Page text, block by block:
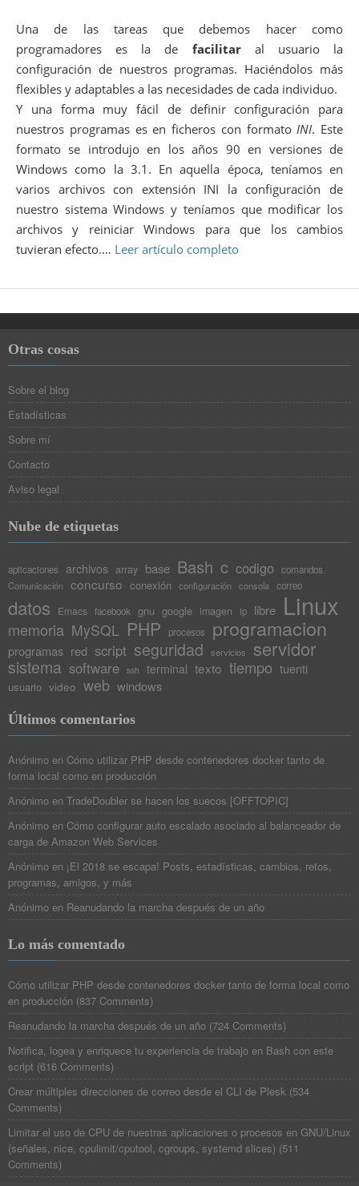
Una de las tareas que debemos hacer como
programadores es la de facilitaral usuario la
configuración de nuestros programas. Haciéndolos más
flexibles y adaptables a las necesidades de cada individuo.
Y una forma muy fácil de definir configuración para
nuestros programas es en ficheros con formatoINI. Este
formato se introdujo en los años 90 en versiones de
Windows como la 3.1. En aquella época, teníamos en
varios archivos con extensión INI la configuración de
nuestro sistema Windows y teníamos que modificar los
archivos y reiniciar Windows para que los cambios
tuvieran efecto.… Leer artículo completo
Otras cosas
Sobre el blog
Estadísticas
Sobre mí
Contacto
Aviso legal
Nube de etiquetas
aplicaciones archivos array base Bash c codigo
comandos
Comunicación concurso conexión configuración consola correo
datos Emacs facebook gnu google imagen ip libre Linux
memoria MySQL PHP procesos programacion
programas red script seguridad servicios servidor
sistema software ssh terminal texto tiempo tuenti
usuario video web windows
Últimos comentarios
Anónimo en Cómo utilizar PHP desde contenedores docker tanto de
forma local como en producción
Anónimo en TradeDoubler se hacen los suecos [OFFTOPIC]
Anónimo en Cómo configurar auto escalado asociado al balanceador de
carga de Amazon Web Services
Anónimo en ¡El 2018 se escapa! Posts, estadísticas, cambios, retos,
programas, amigos, y más
Anónimo en Reanudando la marcha después de un año
Lo más comentado
Cómo utilizar PHP desde contenedores docker tanto de forma local como
en producción (837 Comments)
Reanudando la marcha después de un año (724 Comments)
Notifica, logea y enriquece tu experiencia de trabajo en Bash con este
script (616 Comments)
Crear múltiples direcciones de correo desde el CLI de Plesk (534
Comments)
Limitar el uso de CPU de nuestras aplicaciones o procesos en GNU/Linux
(señales, nice, cpulimit/cputool, cgroups, systemd slices) (511
Comments)